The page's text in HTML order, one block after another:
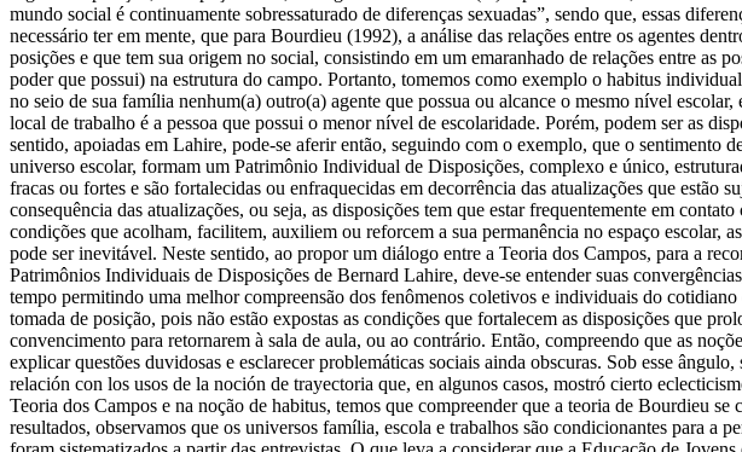
mundo social é continuamente sobressaturado de diferenças sexuadas”, sendo que, essas
necessário ter em mente, que para Bourdieu (1992), a análise das relações entre os agentes
posições e que tem sua origem no social, consistindo em um emaranhado de relações entre as
poder que possui) na estrutura do campo. Portanto, tomemos como exemplo o habitus
no seio de sua família nenhum(a) outro(a) agente que possua ou alcance o mesmo nível
local de trabalho é a pessoa que possui o menor nível de escolaridade. Porém, podem ser as
sentido, apoiadas em Lahire, pode-se aferir então, seguindo com o exemplo, que o sentimento
universo escolar, formam um Patrimônio Individual de Disposições, complexo e único,
fracas ou fortes e são fortalecidas ou enfraquecidas em decorrência das atualizações que
consequência das atualizações, ou seja, as disposições tem que estar frequentemente em
condições que acolham, facilitem, auxiliem ou reforcem a sua permanência no espaço escolar,
pode ser inevitável. Neste sentido, ao propor um diálogo entre a Teoria dos Campos, para a
Patrimônios Individuais de Disposições de Bernard Lahire, deve-se entender suas
tempo permitindo uma melhor compreensão dos fenômenos coletivos e individuais do
tomada de posição, pois não estão expostas as condições que fortalecem as disposições que
convencimento para retornarem à sala de aula, ou ao contrário. Então, compreendo que as
explicar questões duvidosas e esclarecer problemáticas sociais ainda obscuras. Sob esse
relación con los usos de la noción de trayectoria que, en algunos casos, mostró cierto
Teoria dos Campos e na noção de habitus, temos que compreender que a teoria de Bourdieu
resultados, observamos que os universos família, escola e trabalhos são condicionantes para a